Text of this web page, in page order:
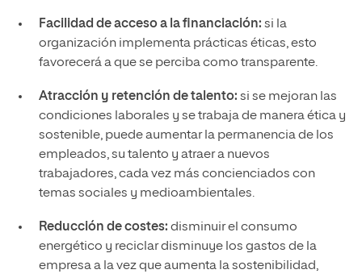
Facilidad de acceso a la financiación: si la
organización implementa prácticas éticas, esto
favorecerá a que se perciba como transparente.
Atracción y retención de talento: si se mejoran las
condiciones laborales y se trabaja de manera ética y
sostenible, puede aumentar la permanencia de los
empleados, su talento y atraer a nuevos
trabajadores, cada vez más concienciados con
temas sociales y medioambientales.
Reducción de costes: disminuir el consumo
energético y reciclar disminuye los gastos de la
empresa a la vez que aumenta la sostenibilidad,